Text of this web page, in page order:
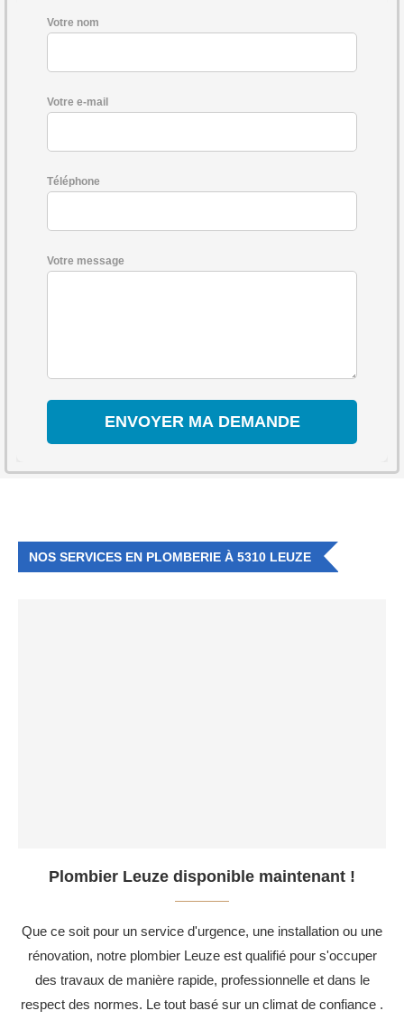
Votre nom
Votre e-mail
Téléphone
Votre message
NOS SERVICES EN PLOMBERIE À 5310 LEUZE
Plombier Leuze disponible maintenant !
Que ce soit pour un service d'urgence, une installation ou une
rénovation, notre plombier Leuze est qualifié pour s'occuper
des travaux de manière rapide, professionnelle et dans le
respect des normes. Le tout basé sur un climat de confiance .